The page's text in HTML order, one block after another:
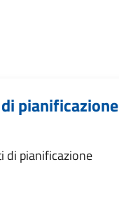
pianificazione
di pianificazione